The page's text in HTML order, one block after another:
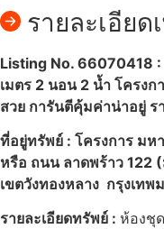
รายละเอียด
Listing No. 66070418
เมตร 2 นอน 2 น้ำ โครง
สวย การันตีคุ้มค่าน่าอยู่
ที่อยู่ทรัพย์ : โครงการ มห
หรือ ถนน ลาดพร้าว 122
เขตวังทองหลาง กรุงเทพ
รายละเอียดทรัพย์ : ห้องชุ